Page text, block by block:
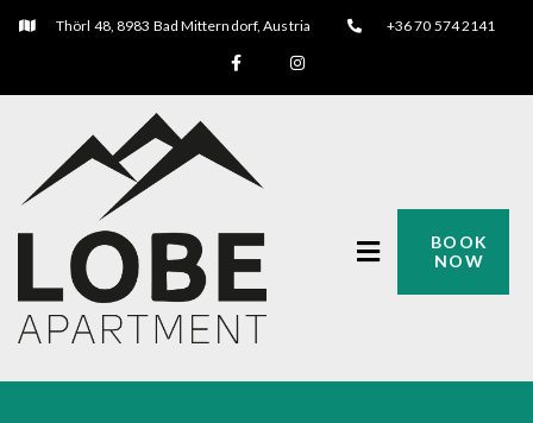
Thörl 48, 8983 Bad Mitterndorf, Austria +36 70 574 2141
BOOK
NOW